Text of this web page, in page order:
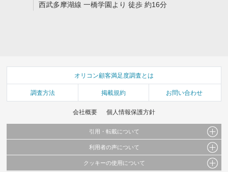
西武多摩湖線 一橋学園より 徒歩 約16分
オリコン顧客満足度調査とは
調査方法 掲載規約 お問い合わせ
会社概要 個人情報保護方針
引用・転載について
当サイトで公開されている情報（文字、写真、イラスト、画像データ等）及びこれらの配
これらの情報を権利者の許可なく無断転載・複製などの二次利用を行うことは固く禁じて
利用者の声について
当サイトに掲載している内容はすべてサービスの利用者が提出された見解・感想です。
クッキーの使用について